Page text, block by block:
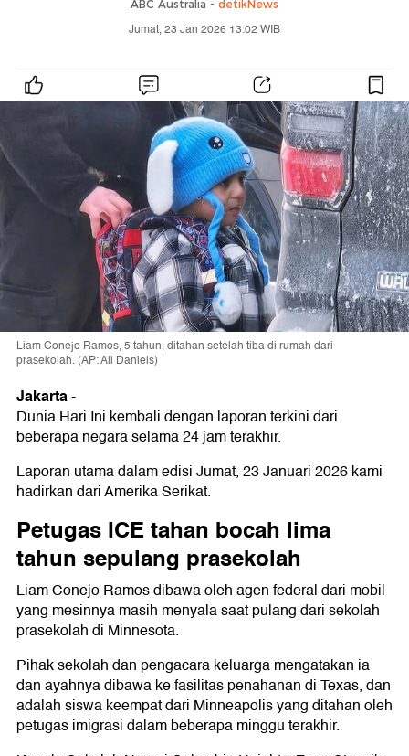
ABC Australia - detikNews
Jumat, 23 Jan 2026 13:02 WIB
Liam Conejo Ramos, 5 tahun, ditahan setelah tiba di rumah dari
prasekolah. (AP: Ali Daniels)
Jakarta-
Dunia Hari Ini kembali dengan laporan terkini dari
beberapa negara selama 24 jam terakhir.
Laporan utama dalam edisi Jumat, 23 Januari 2026 kami
hadirkan dari Amerika Serikat.
Petugas ICE tahan bocah lima
tahun sepulang prasekolah
Liam Conejo Ramos dibawa oleh agen federal dari mobil
yang mesinnya masih menyala saat pulang dari sekolah
prasekolah di Minnesota.
Pihak sekolah dan pengacara keluarga mengatakan ia
dan ayahnya dibawa ke fasilitas penahanan di Texas, dan
adalah siswa keempat dari Minneapolis yang ditahan oleh
petugas imigrasi dalam beberapa minggu terakhir.